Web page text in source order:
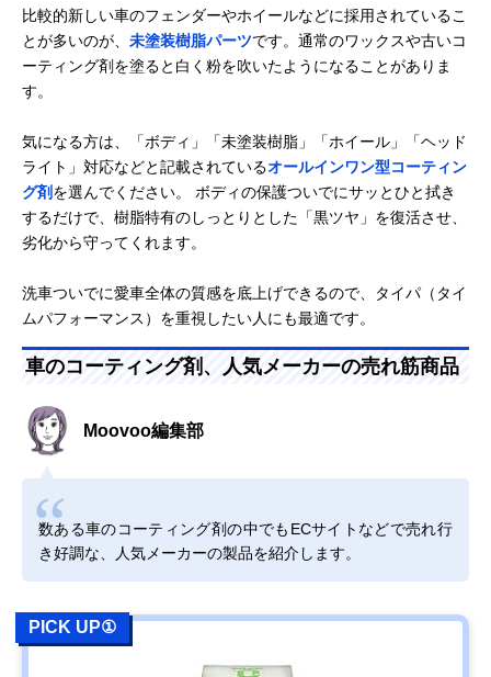
比較的新しい車のフェンダーやホイールなどに採用されているこ
とが多いのが、 未塗装樹脂パーツです。通常のワックスや古いコ
ーティング剤を塗ると白く粉を吹いたようになることがありま
す。
気になる方は、「ボディ」「未塗装樹脂」「ホイール」「ヘッド
ライト」対応などと記載されているオールインワン型コーティン
グ剤を選んでください。 ボディの保護ついでにサッとひと拭き
するだけで、樹脂特有のしっとりとした「黒ツヤ」を復活させ、
劣化から守ってくれます。
洗車ついでに愛車全体の質感を底上げできるので、タイパ（タイ
ムパフォーマンス）を重視したい人にも最適です。
車のコーティング剤、人気メーカーの売れ筋商品
Moovoo編集部
数ある車のコーティング剤の中でもECサイトなどで売れ行
き好調な、人気メーカーの製品を紹介します。
PICK UP①